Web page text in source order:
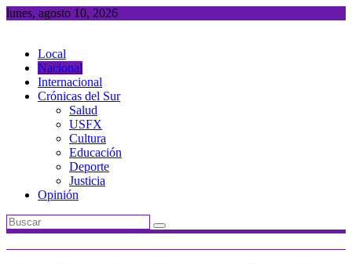
Saltar
lunes, agosto 10, 2026
Local
Nacional
Internacional
Crónicas del Sur
Salud
USFX
Cultura
Educación
Deporte
Justicia
Opinión